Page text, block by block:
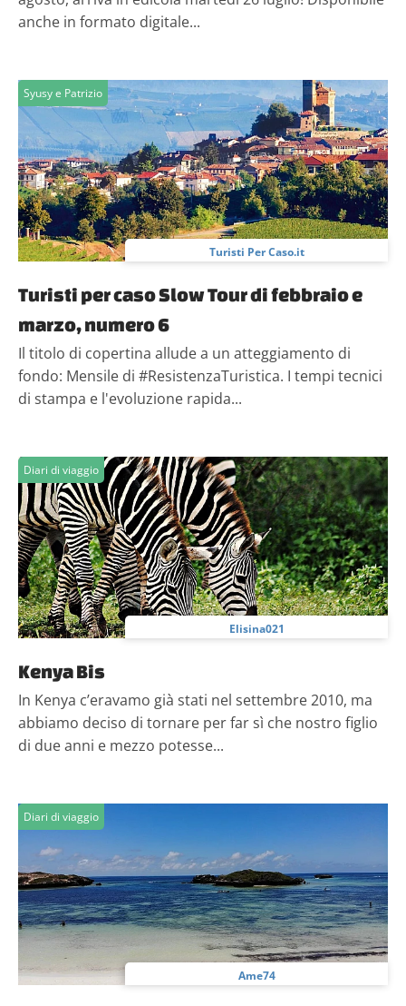
anche in formato digitale...
Syusy e Patrizio
Turisti Per Caso.it
Turisti per caso Slow Tour di febbraio e
marzo, numero 6
Il titolo di copertina allude a un atteggiamento di
fondo: Mensile di #ResistenzaTuristica. I tempi tecnici
di stampa e l'evoluzione rapida...
Diari di viaggio
Elisina021
Kenya Bis
In Kenya c’eravamo già stati nel settembre 2010, ma
abbiamo deciso di tornare per far sì che nostro figlio
di due anni e mezzo potesse...
Diari di viaggio
Ame74